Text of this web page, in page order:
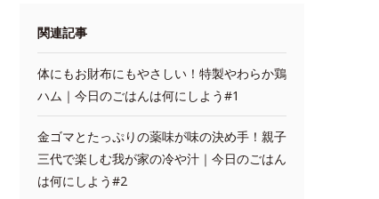
関連記事
体にもお財布にもやさしい！特製やわらか鶏
ハム｜今日のごはんは何にしよう#1
金ゴマとたっぷりの薬味が味の決め手！親子
三代で楽しむ我が家の冷や汁｜今日のごはん
は何にしよう#2